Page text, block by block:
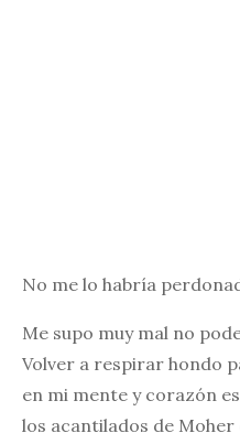
No me lo habría
Me supo muy mal no
Volver a respirar hondo
en mi mente y corazón
los acantilados de